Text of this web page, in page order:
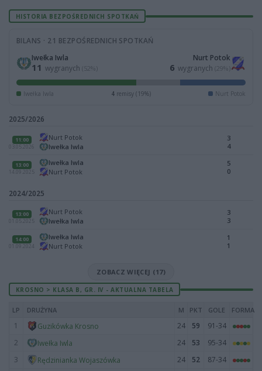
HISTORIA BEZPOŚREDNICH SPOTKAŃ
BILANS · 21 BEZPOŚREDNICH SPOTKAŃ
Iwełka Iwla
11 wygranych (52%)
Nurt Potok
6 wygranych (29%)
Iwełka Iwla 4 remisy (19%) Nurt Potok
2025/2026
11:00
03.05.2026
Nurt Potok
Iwełka Iwla
3
4
13:00
14.09.2025
Iwełka Iwla
Nurt Potok
5
0
2024/2025
13:00
01.05.2025
Nurt Potok
Iwełka Iwla
3
3
14:00
01.09.2024
Iwełka Iwla
Nurt Potok
1
1
ZOBACZ WIĘCEJ (17)
KROSNO > KLASA B, GR. IV - AKTUALNA TABELA
LP DRUŻYNA M PKT GOLE FORMA
1 Guzikówka Krosno 24 59
91-34
2
Iwełka Iwla 24 53
95-34
3
Rędzinianka Wojaszówka 24 52
87-34